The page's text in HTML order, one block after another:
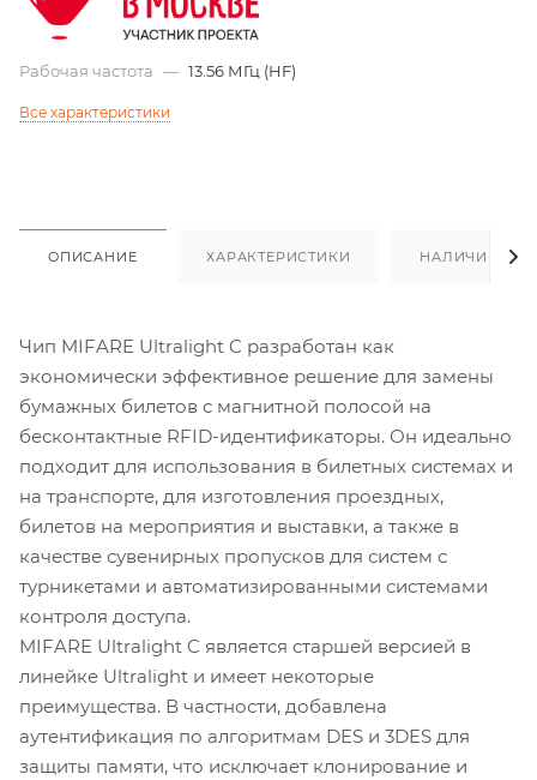
Рабочая частота — 13.56 МГц (HF)
Все характеристики
ОПИСАНИЕ ХАРАКТЕРИСТИКИ НАЛИЧИЕ
Чип MIFARE Ultralight C разработан как
экономически эффективное решение для замены
бумажных билетов с магнитной полосой на
бесконтактные RFID-идентификаторы. Он идеально
подходит для использования в билетных системах и
на транспорте, для изготовления проездных,
билетов на мероприятия и выставки, а также в
качестве сувенирных пропусков для систем с
турникетами и автоматизированными системами
контроля доступа.
MIFARE Ultralight C является старшей версией в
линейке Ultralight и имеет некоторые
преимущества. В частности, добавлена
аутентификация по алгоритмам DES и 3DES для
защиты памяти, что исключает клонирование и